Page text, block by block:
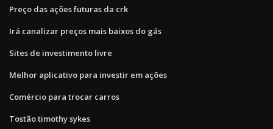
Preço das ações futuras da crk
Irá canalizar preços mais baixos do gás
Sites de investimento livre
Melhor aplicativo para investir em ações
Comércio para trocar carros
Tostão timothy sykes